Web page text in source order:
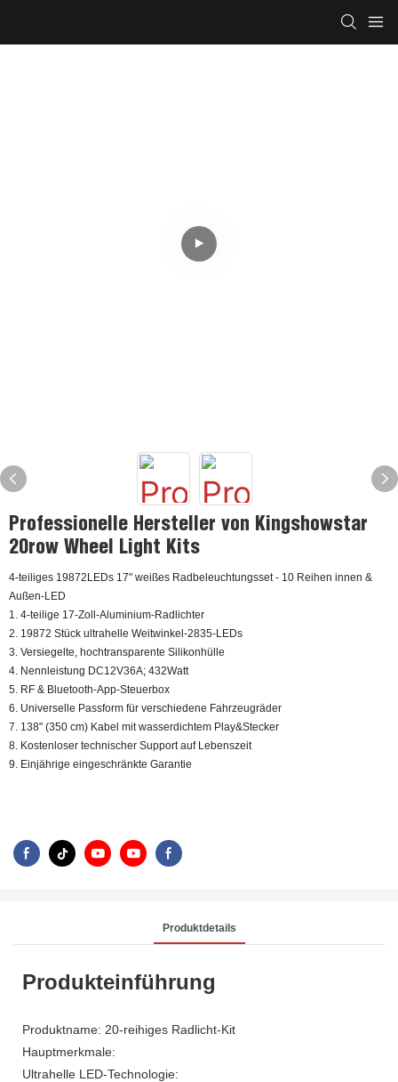
Professionelle Hersteller von Kingshowstar
20row Wheel Light Kits
4-teiliges 19872LEDs 17" weißes Radbeleuchtungsset - 10 Reihen innen &
Außen-LED
1. 4-teilige 17-Zoll-Aluminium-Radlichter
2. 19872 Stück ultrahelle Weitwinkel-2835-LEDs
3. Versiegelte, hochtransparente Silikonhülle
4. Nennleistung DC12V36A; 432Watt
5. RF & Bluetooth-App-Steuerbox
6. Universelle Passform für verschiedene Fahrzeugräder
7. 138" (350 cm) Kabel mit wasserdichtem Play&Stecker
8. Kostenloser technischer Support auf Lebenszeit
9. Einjährige eingeschränkte Garantie
Produktdetails
Produkteinführung
Produktname: 20-reihiges Radlicht-Kit
Hauptmerkmale:
Ultrahelle LED-Technologie: